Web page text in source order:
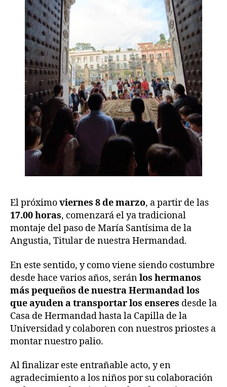
El próximoviernes 8 de marzo, a partir de las
17.00 horas, comenzará el ya tradicional
montaje del paso de María Santísima de la
Angustia, Titular de nuestra Hermandad.
En este sentido, y como viene siendo costumbre
desde hace varios años, seránlos hermanos
más pequeños de nuestra Hermandad los
que ayuden a transportar los enseres desde la
Casa de Hermandad hasta la Capilla de la
Universidad y colaboren con nuestros priostes a
montar nuestro palio.
Al finalizar este entrañable acto, y en
agradecimiento a los niños por su colaboración